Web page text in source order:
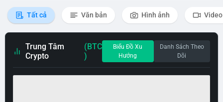
Tất cả Văn bản Hình ảnh Video
Trung Tâm
Crypto
(BTC
)
Biểu Đồ Xu
Hướng
Danh Sách Theo
Dõi